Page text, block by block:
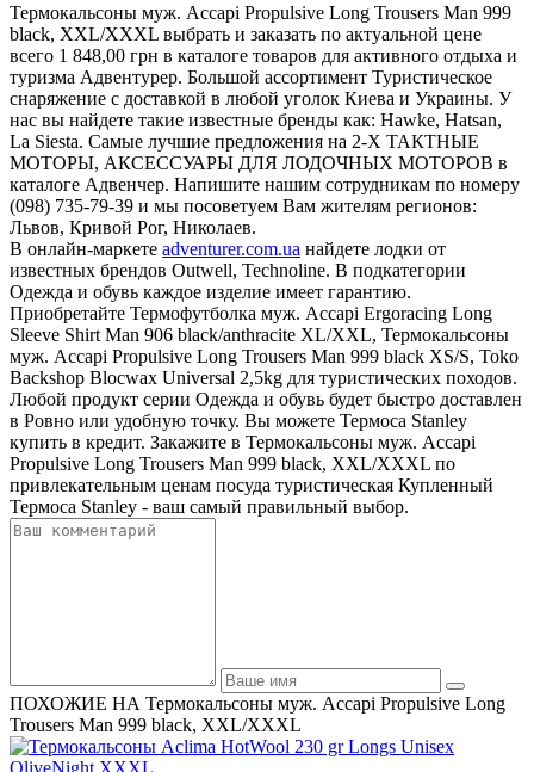
Термокальсоны муж. Accapi Propulsive Long Trousers Man 999
black, XXL/XXXL выбрать и заказать по актуальной цене
всего 1 848,00 грн в каталоге товаров для активного отдыха и
туризма Адвентурер. Большой ассортимент Туристическое
снаряжение с доставкой в любой уголок Киева и Украины. У
нас вы найдете такие известные бренды как: Hawke, Hatsan,
La Siesta. Самые лучшие предложения на 2-Х ТАКТНЫЕ
МОТОРЫ, АКСЕССУАРЫ ДЛЯ ЛОДОЧНЫХ МОТОРОВ в
каталоге Адвенчер. Напишите нашим сотрудникам по номеру
(098) 735-79-39 и мы посоветуем Вам жителям регионов:
Львов, Кривой Рог, Николаев.
В онлайн-маркете adventurer.com.ua найдете лодки от
известных брендов Outwell, Technoline. В подкатегории
Одежда и обувь каждое изделие имеет гарантию.
Приобретайте Термофутболка муж. Accapi Ergoracing Long
Sleeve Shirt Man 906 black/anthracite XL/XXL, Термокальсоны
муж. Accapi Propulsive Long Trousers Man 999 black XS/S, Toko
Backshop Blocwax Universal 2,5kg для туристических походов.
Любой продукт серии Одежда и обувь будет быстро доставлен
в Ровно или удобную точку. Вы можете Термоса Stanley
купить в кредит. Закажите в Термокальсоны муж. Accapi
Propulsive Long Trousers Man 999 black, XXL/XXXL по
привлекательным ценам посуда туристическая Купленный
Термоса Stanley - ваш самый правильный выбор.
ПОХОЖИЕ НА Термокальсоны муж. Accapi Propulsive Long
Trousers Man 999 black, XXL/XXXL